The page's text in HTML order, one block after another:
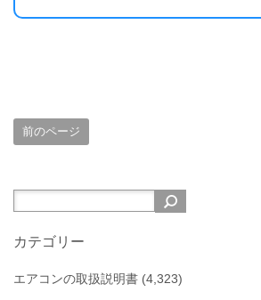
前のページ
カテゴリー
エアコンの取扱説明書 (4,323)